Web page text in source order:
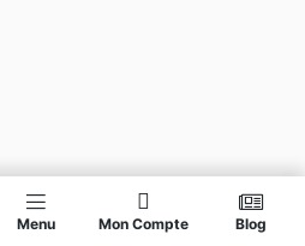
Menu Mon Compte Blog